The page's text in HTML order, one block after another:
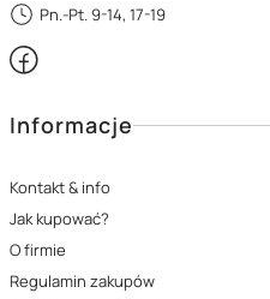
Pn.-Pt. 9-14, 17-19
Linki w stopce
Informacje
Kontakt & info
Jak kupować?
O firmie
Regulamin zakupów